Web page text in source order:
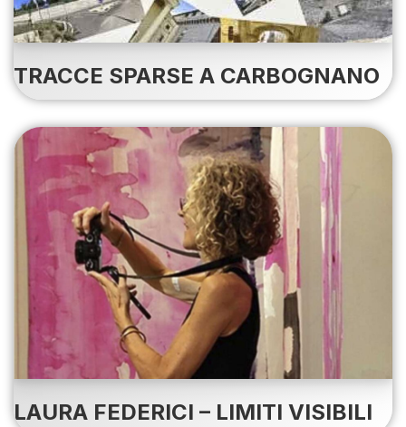
TRACCE SPARSE A CARBOGNANO
LAURA FEDERICI – LIMITI VISIBILI